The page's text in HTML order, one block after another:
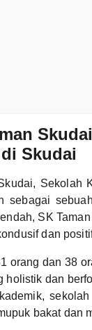
Skudai
Sekolah
sebagai
SK
dan
orang dan 38
dan
bakat dan